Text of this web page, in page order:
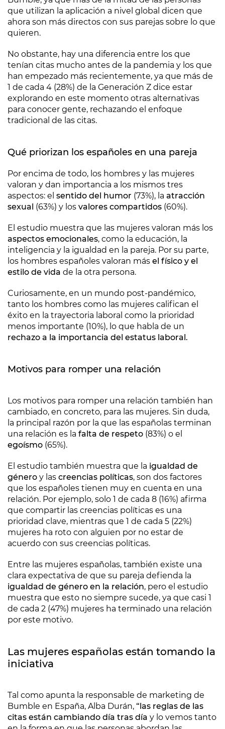
que utilizan la aplicación a nivel global dicen que
ahora son más directos con sus parejas sobre lo que
quieren.
No obstante, hay una diferencia entre los que
tenían citas mucho antes de la pandemia y los que
han empezado más recientemente, ya que más de
1 de cada 4 (28%) de la Generación Z dice estar
explorando en este momento otras alternativas
para conocer gente, rechazando el enfoque
tradicional de las citas.
Qué priorizan los españoles en una pareja
Por encima de todo, los hombres y las mujeres
valoran y dan importancia a los mismos tres
aspectos: el sentido del humor (73%), la atracción
sexual (63%) y los valores compartidos (60%).
El estudio muestra que las mujeres valoran más los
aspectos emocionales, como la educación, la
inteligencia y la igualdad en la pareja. Por su parte,
los hombres españoles valoran más el físico y el
estilo de vida de la otra persona.
Curiosamente, en un mundo post-pandémico,
tanto los hombres como las mujeres califican el
éxito en la trayectoria laboral como la prioridad
menos importante (10%), lo que habla de un
rechazo a la importancia del estatus laboral.
Motivos para romper una relación
Los motivos para romper una relación también han
cambiado, en concreto, para las mujeres. Sin duda,
la principal razón por la que las españolas terminan
una relación es la falta de respeto (83%) o el
egoísmo (65%).
El estudio también muestra que la igualdad de
género y las creencias políticas, son dos factores
que los españoles tienen muy en cuenta en una
relación. Por ejemplo, solo 1 de cada 8 (16%) afirma
que compartir las creencias políticas es una
prioridad clave, mientras que 1 de cada 5 (22%)
mujeres ha roto con alguien por no estar de
acuerdo con sus creencias políticas.
Entre las mujeres españolas, también existe una
clara expectativa de que su pareja defienda la
igualdad de género en la relación, pero el estudio
muestra que esto no siempre sucede, ya que casi 1
de cada 2 (47%) mujeres ha terminado una relación
por este motivo.
Las mujeres españolas están tomando la
iniciativa
Tal como apunta la responsable de marketing de
Bumble en España, Alba Durán, “las reglas de las
citas están cambiando día tras día y lo vemos tanto